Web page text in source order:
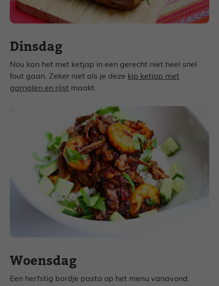
Dinsdag
Nou kan het met ketjap in een gerecht niet heel snel
fout gaan. Zeker niet als je deze kip ketjap met
garnalen en rijst maakt.
Woensdag
Een herfstig bordje pasta op het menu vanavond,